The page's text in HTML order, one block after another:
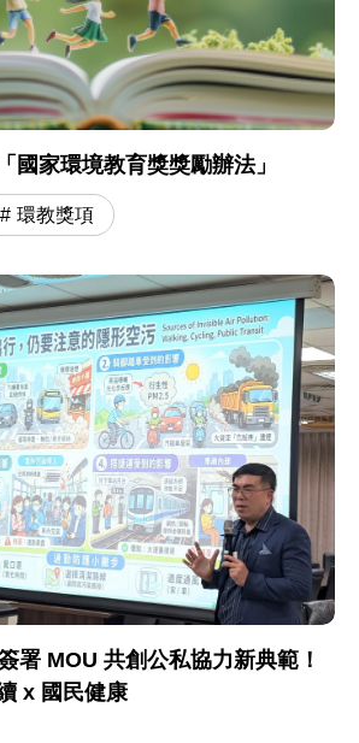
國家環境教育獎獎勵辦法」
環教獎項
署 MOU 共創公私協力新典範！
x 國民健康